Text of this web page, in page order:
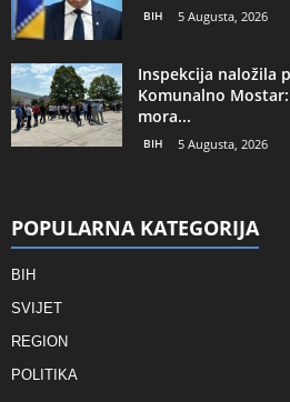
BIH 5 Augusta, 2026
Inspekcija naložila
Komunalno
mora...
BIH 5 Augusta, 2026
POPULARNA KATEGORIJA
BIH
SVIJET
REGION
POLITIKA